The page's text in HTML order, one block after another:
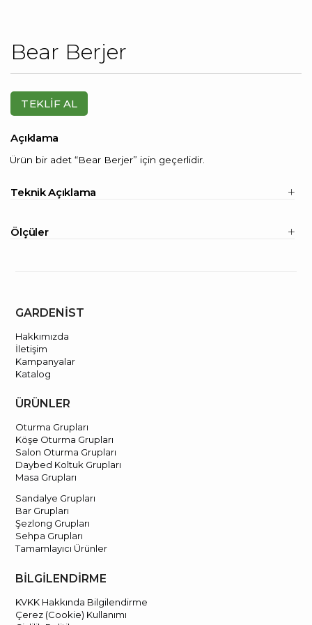
Bear Berjer
TEKLİF AL
Açıklama
Ürün bir adet “Bear Berjer” için geçerlidir.
Teknik Açıklama
Çelik ve elastik kol.
Ölçüler
GARDENİST
Hakkımızda
İletişim
Kampanyalar
Katalog
ÜRÜNLER
Oturma Grupları
Köşe Oturma Grupları
Salon Oturma Grupları
Daybed Koltuk Grupları
Masa Grupları
Sandalye Grupları
Bar Grupları
Şezlong Grupları
Sehpa Grupları
Tamamlayıcı Ürünler
BİLGİLENDİRME
KVKK Hakkında Bilgilendirme
Çerez (Cookie) Kullanımı